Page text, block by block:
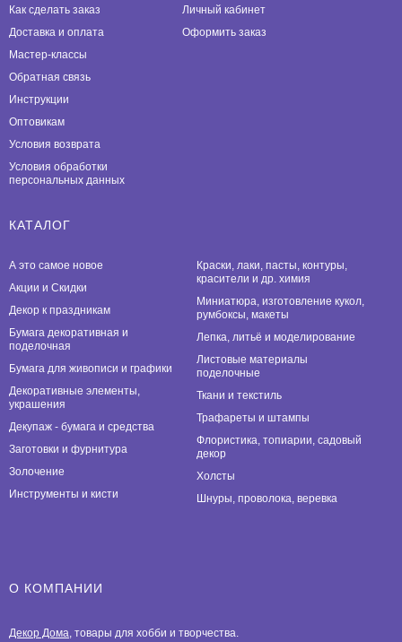
Как сделать заказ
Доставка и оплата
Мастер-классы
Обратная связь
Инструкции
Оптовикам
Условия возврата
Условия обработки
персональных данных
Личный кабинет
Оформить заказ
КАТАЛОГ
А это самое новое
Акции и Скидки
Декор к праздникам
Бумага декоративная и
поделочная
Бумага для живописи и графики
Декоративные элементы,
украшения
Декупаж - бумага и средства
Заготовки и фурнитура
Золочение
Инструменты и кисти
Краски, лаки, пасты, контуры,
красители и др. химия
Миниатюра, изготовление кукол,
румбоксы, макеты
Лепка, литьё и моделирование
Листовые материалы
поделочные
Ткани и текстиль
Трафареты и штампы
Флористика, топиарии, садовый
декор
Холсты
Шнуры, проволока, веревка
О КОМПАНИИ
Декор Дома, товары для хобби и творчества.